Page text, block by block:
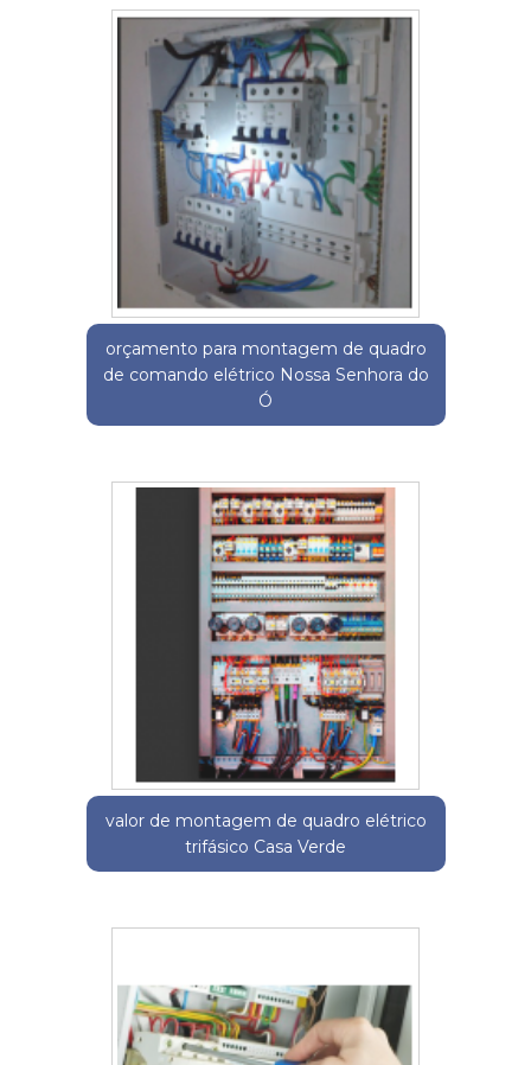
orçamento para montagem de quadro
de comando elétrico Nossa Senhora do
Ó
valor de montagem de quadro elétrico
trifásico Casa Verde